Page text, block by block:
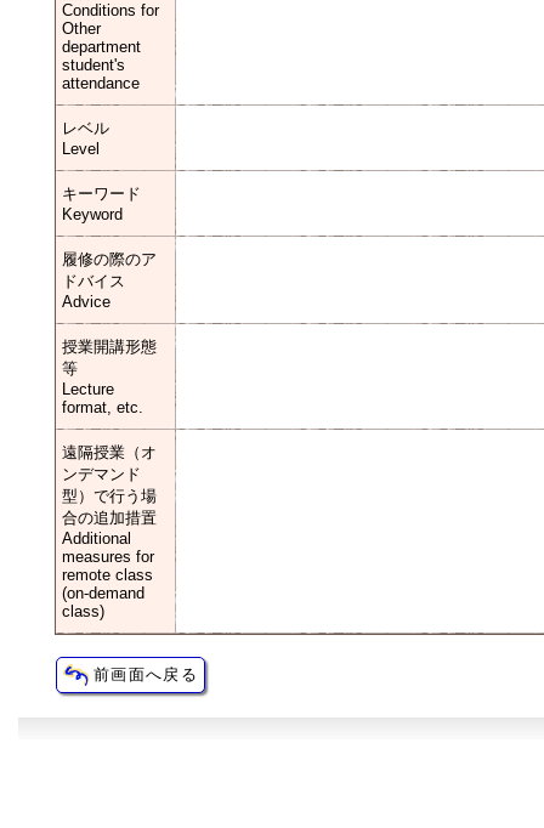
Conditions for
Other
department
student's
attendance
レベル
Level
キーワード
Keyword
履修の際のア
ドバイス
Advice
授業開講形態
等
Lecture
format, etc.
遠隔授業（オ
ンデマンド
型）で行う場
合の追加措置
Additional
measures for
remote class
(on-demand
class)